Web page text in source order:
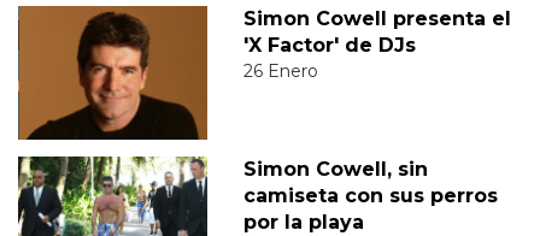
Simon Cowell presenta el
'X Factor' de DJs
26 Enero
Simon Cowell, sin
camiseta con sus perros
por la playa